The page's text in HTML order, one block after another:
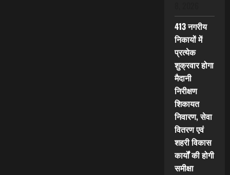
413 नगरीय
निकायों में
प्रत्येक
शुक्रवार होगा
मैदानी
निरीक्षण
शिकायत
निवारण, सेवा
वितरण एवं
शहरी विकास
कार्यों की होगी
समीक्षा